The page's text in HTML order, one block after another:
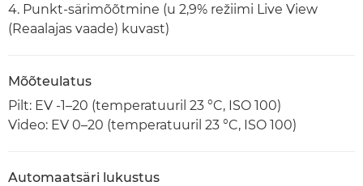
4. Punkt-särimõõtmine (u 2,9% režiimi Live View
(Reaalajas vaade) kuvast)
Mõõteulatus
Pilt: EV -1–20 (temperatuuril 23 °C, ISO 100)
Video: EV 0–20 (temperatuuril 23 °C, ISO 100)
Automaatsäri lukustus